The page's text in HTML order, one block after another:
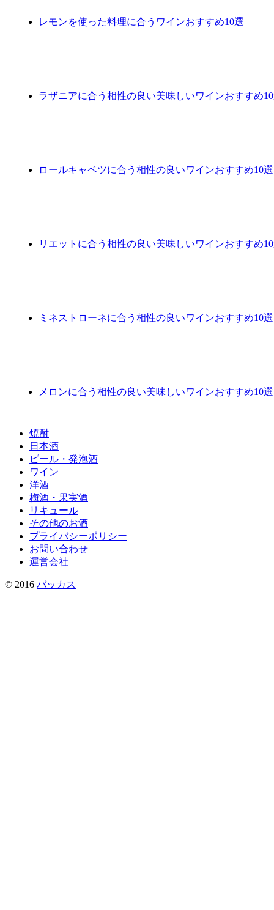
レモンを使った料理に合うワインおすすめ10選
ラザニアに合う相性の良い美味しいワインおすすめ
ロールキャベツに合う相性の良いワインおすすめ10選
リエットに合う相性の良い美味しいワインおすすめ
ミネストローネに合う相性の良いワインおすすめ10選
メロンに合う相性の良い美味しいワインおすすめ10選
焼酎
日本酒
ビール・発泡酒
ワイン
洋酒
梅酒・果実酒
リキュール
その他のお酒
プライバシーポリシー
お問い合わせ
運営会社
© 2016 バッカス